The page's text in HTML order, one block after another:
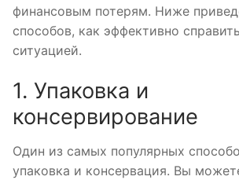
финансовым потерям. Ниже
способов, как эффективно
ситуацией.
1. Упаковка и
консервирование
Один из самых популярных
упаковка и консервация. Вы